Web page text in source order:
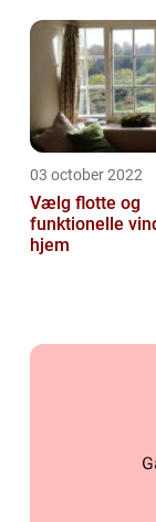
03 october 2022
Vælg flotte og
funktionelle
hjem